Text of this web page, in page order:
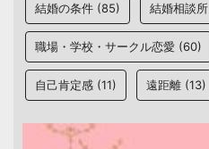
結婚の条件 (85) 結婚相談所
職場・学校・サークル恋愛 (60)
自己肯定感 (11) 遠距離 (13)